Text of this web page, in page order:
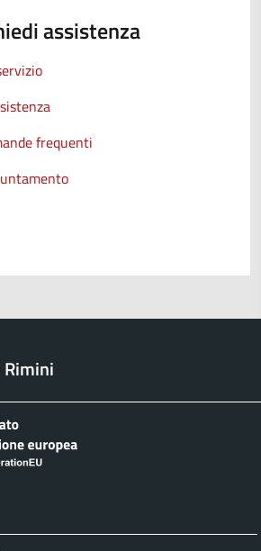
assistenza
frequenti
Rimini